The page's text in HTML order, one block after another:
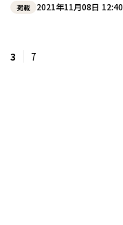
掲載 2021年11月08日 12:40
3 7